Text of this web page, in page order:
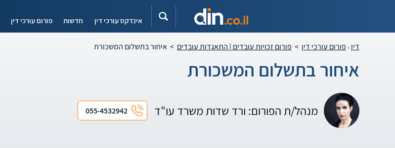
אינדקס עורכי דין חדשות פורום עורכי דין
דין פורום עורכי דין > פורום זכויות עובדים | התאגדות עובדים > איחור בתשלום המשכורת
איחור בתשלום המשכורת
מנהל/ת הפורום: ורד שדות משרד עו"ד 055-4532942